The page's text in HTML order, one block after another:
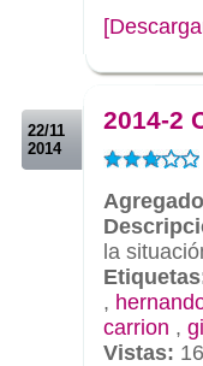
22/11
2014
2014-2
la
,
carrion ,
Vistas: